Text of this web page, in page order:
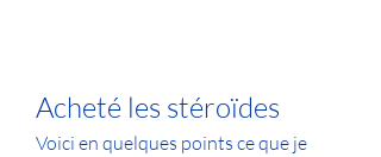
Acheté les stéroïdes
Voici en quelques points ce que je